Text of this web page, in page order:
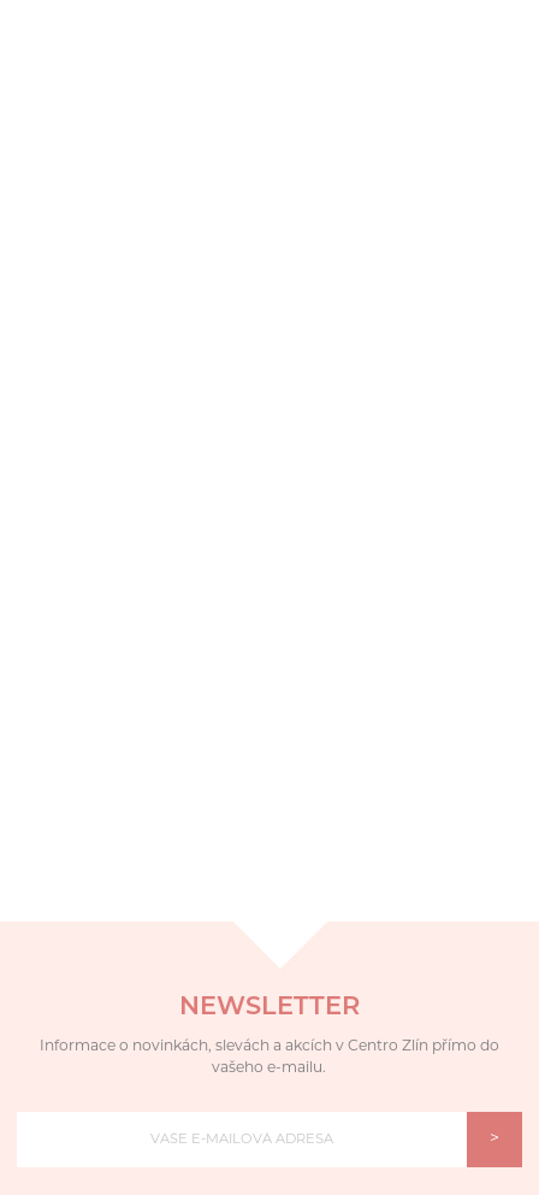
NEWSLETTER
Informace o novinkách, slevách a akcích v Centro Zlín přímo do
vašeho e-mailu.
>